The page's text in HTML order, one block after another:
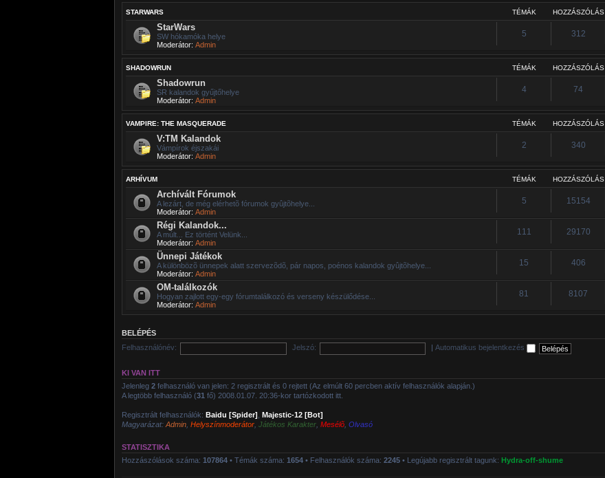
STARWARS TÉMÁK HOZZÁSZÓLÁS
StarWars
SW hókamóka helye
Moderátor: Admin
5 312
SHADOWRUN TÉMÁK HOZZÁSZÓLÁS
Shadowrun
SR kalandok gyűjtőhelye
Moderátor: Admin
4 74
VAMPIRE: THE MASQUERADE TÉMÁK HOZZÁSZÓLÁS
V:TM Kalandok
Vámpírok éjszakái
Moderátor: Admin
2 340
ARHÍVUM TÉMÁK HOZZÁSZÓLÁS
Archívált Fórumok
A lezárt, de még elérhetõ fórumok gyûjtõhelye...
Moderátor: Admin
5 15154
Régi Kalandok...
A múlt... Ez történt Velünk...
Moderátor: Admin
111 29170
Ünnepi Játékok
A különbözõ ünnepek alatt szervezõdõ, pár napos, poénos kalandok gyûjtõhelye...
Moderátor: Admin
15 406
OM-találkozók
Hogyan zajlott egy-egy fórumtalálkozó és verseny készülődése...
Moderátor: Admin
81 8107
BELÉPÉS
Felhasználónév:
Jelszó: Automatikus bejelentkezés
KI VAN ITT
Jelenleg 2 felhasználó van jelen: 2 regisztrált és 0 rejtett (Az elmúlt 60 percben aktív felhasználók alapján.)
A legtöbb felhasználó (31 fő) 2008.01.07. 20:36-kor tartózkodott itt.
Regisztrált felhasználók: Baidu [Spider] Majestic-12 [Bot]
Magyarázat: Admin Helyszínmoderátor Játékos Karakter Mesélõ Olvasó
STATISZTIKA
Hozzászólások száma: 107864 • Témák száma: 1654 • Felhasználók száma: 2245 • Legújabb regisztrált tagunk: Hydra-off-shume